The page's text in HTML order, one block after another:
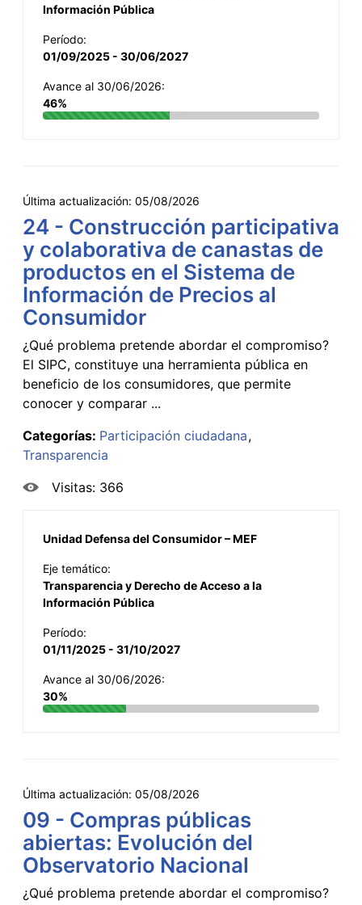
Información Pública
Período:
01/09/2025 - 30/06/2027
Avance al 30/06/2026:
46%
Última actualización: 05/08/2026
24 - Construcción participativa
y colaborativa de canastas de
productos en el Sistema de
Información de Precios al
Consumidor
¿Qué problema pretende abordar el compromiso?
El SIPC, constituye una herramienta pública en
beneficio de los consumidores, que permite
conocer y comparar ...
Categorías: Participación ciudadana
Transparencia
Visitas: 366
Unidad Defensa del Consumidor – MEF
Eje temático:
Transparencia y Derecho de Acceso a la
Información Pública
Período:
01/11/2025 - 31/10/2027
Avance al 30/06/2026:
30%
Última actualización: 05/08/2026
09 - Compras públicas
abiertas: Evolución del
Observatorio Nacional
¿Qué problema pretende abordar el compromiso?